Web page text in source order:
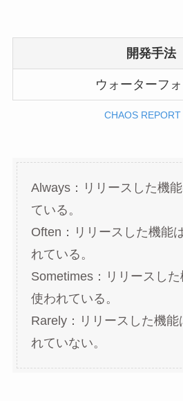
開発手法
ウォーターフ
CHAOS
Always：リリースした機
ている。
Often：リリースした機能
れている。
Sometimes：リリースし
使われている。
Rarely：リリースした機
れていない。